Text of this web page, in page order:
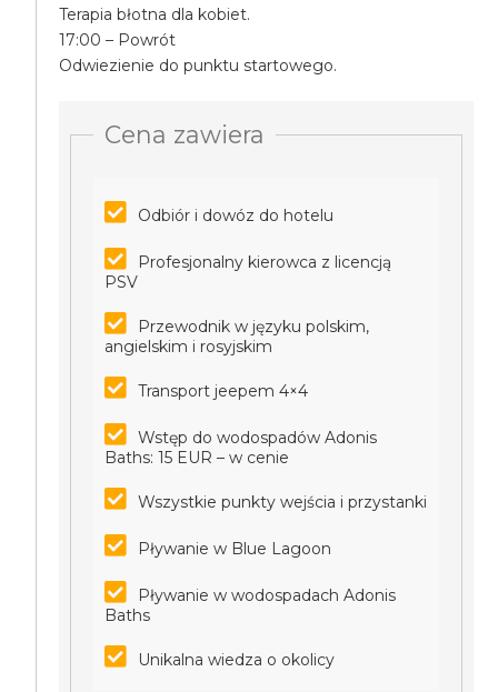
Terapia błotna dla kobiet.
17:00 – Powrót
Odwiezienie do punktu startowego.
Cena zawiera
Odbiór i dowóz do hotelu
Profesjonalny kierowca z licencją
PSV
Przewodnik w języku polskim,
angielskim i rosyjskim
Transport jeepem 4×4
Wstęp do wodospadów Adonis
Baths: 15 EUR – w cenie
Wszystkie punkty wejścia i przystanki
Pływanie w Blue Lagoon
Pływanie w wodospadach Adonis
Baths
Unikalna wiedza o okolicy